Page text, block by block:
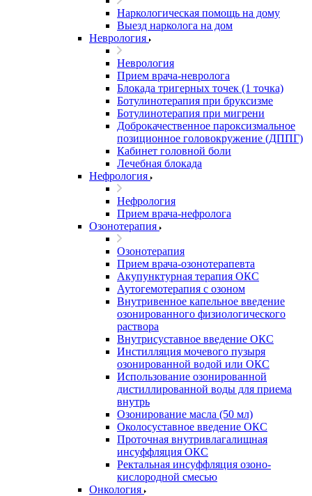
Наркологическая помощь на дому
Выезд нарколога на дом
Неврология
Неврология
Прием врача-невролога
Блокада тригерных точек (1 точка)
Ботулинотерапия при бруксизме
Ботулинотерапия при мигрени
Доброкачественное пароксизмальное
позиционное головокружение (ДППГ)
Кабинет головной боли
Лечебная блокада
Нефрология
Нефрология
Прием врача-нефролога
Озонотерапия
Озонотерапия
Прием врача-озонотерапевта
Акупунктурная терапия ОКС
Аутогемотерапия с озоном
Внутривенное капельное введение
озонированного физиологического
раствора
Внутрисуставное введение ОКС
Инстилляция мочевого пузыря
озонированной водой или ОКС
Использование озонированной
дистиллированной воды для приема
внутрь
Озонирование масла (50 мл)
Околосуставное введение ОКС
Проточная внутривлагалищная
инсуффляция ОКС
Ректальная инсуффляция озоно-
кислородной смесью
Онкология